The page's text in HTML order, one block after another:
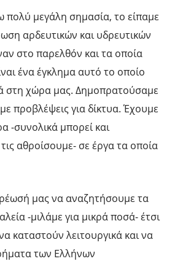
πολύ μεγάλη σημασία, το είπαμε
αρδευτικών και υδρευτικών
στο παρελθόν και τα οποία
ένα έγκλημα αυτό το οποίο
στη χώρα μας. Δημοπρατούσαμε
προβλέψεις για δίκτυα. Έχουμε
-συνολικά μπορεί και
αθροίσουμε- σε έργα τα οποία
μας να αναζητήσουμε τα
-μιλάμε για μικρά ποσά- έτσι
καταστούν λειτουργικά και να
των Ελλήνων